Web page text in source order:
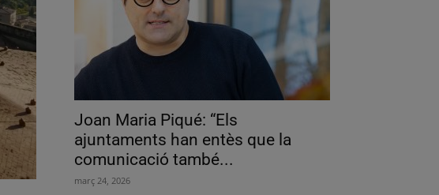
Joan Maria Piqué: “Els
ajuntaments han entès que la
comunicació també...
març 24, 2026